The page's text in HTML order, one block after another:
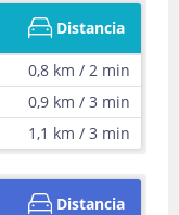
Distancia
0,8 km / 2 min
0,9 km / 3 min
1,1 km / 3 min
Distancia